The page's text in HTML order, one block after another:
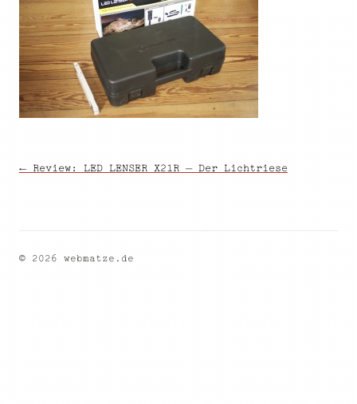
← Review: LED LENSER X21R – Der Lichtriese
© 2026 webmatze.de